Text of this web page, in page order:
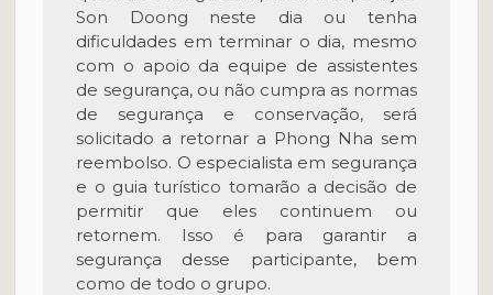
Son Doong neste dia ou tenha
dificuldades em terminar o dia, mesmo
com o apoio da equipe de assistentes
de segurança, ou não cumpra as normas
de segurança e conservação, será
solicitado a retornar a Phong Nha sem
reembolso. O especialista em segurança
e o guia turístico tomarão a decisão de
permitir que eles continuem ou
retornem. Isso é para garantir a
segurança desse participante, bem
como de todo o grupo.